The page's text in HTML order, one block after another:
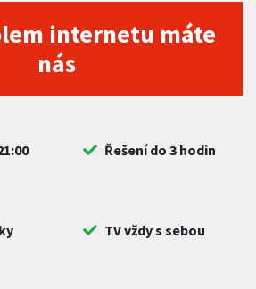
internetu máte
nás
Řešení do 3 hodin
TV vždy s sebou